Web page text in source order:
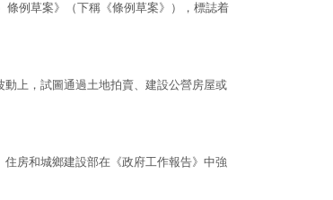
條例草案》（下稱《條例草案》），標誌着
上，試圖通過土地拍賣、建設公營房屋或
房和城鄉建設部在《政府工作報告》中強